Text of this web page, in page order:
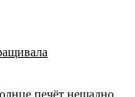
печёт нещадно